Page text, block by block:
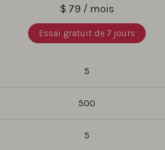
$ 79 / mois
Essai gratuit de 7 jours
5
500
5